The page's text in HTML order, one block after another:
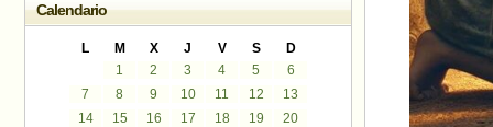
Calendario
L M X J V S
D
1
2 3 4 5
6
7
8 9 10 11 12
13
14
15 16 17 18 19
20